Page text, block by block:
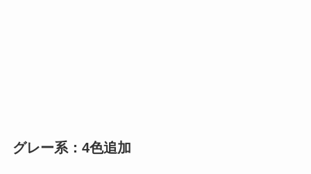
グレー系：4色追加